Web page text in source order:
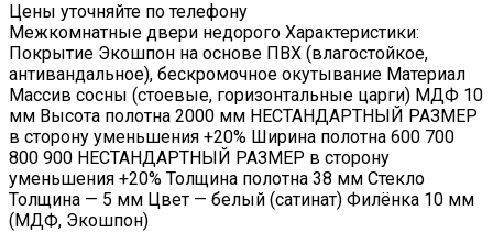
Цены уточняйте по телефону
Межкомнатные двери недорого Характеристики:
Покрытие Экошпон на основе ПВХ (влагостойкое,
антивандальное), бескромочное окутывание Материал
Массив сосны (стоевые, горизонтальные царги) МДФ 10
мм Высота полотна 2000 мм НЕСТАНДАРТНЫЙ РАЗМЕР
в сторону уменьшения +20% Ширина полотна 600 700
800 900 НЕСТАНДАРТНЫЙ РАЗМЕР в сторону
уменьшения +20% Толщина полотна 38 мм Стекло
Толщина — 5 мм Цвет — белый (сатинат) Филёнка 10 мм
(МДФ, Экошпон)